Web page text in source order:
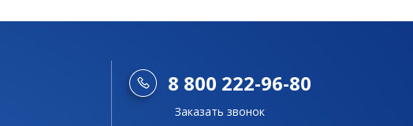
8 800 222-96-80
Заказать звонок